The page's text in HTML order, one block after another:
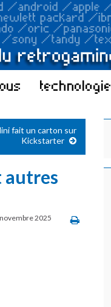
technologie
fait un carton sur
Kickstarter
autres
2025